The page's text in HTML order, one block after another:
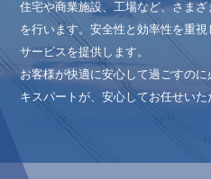
住宅や商業施設、工場など、さま
を行います。安全性と効率性を重
サービスを提供します。
お客様が快適に安心して過ごすの
キスパートが、安心してお任せい